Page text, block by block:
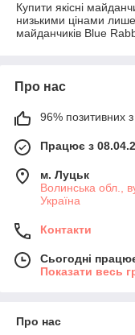
Купити якісні
низькими цінами лише
майданчиків Blue
Про нас
96% позитивних з
Працює з
м. Луцьк
Волинська обл.,
Україна
Контакти
Сьогодні
Показати весь
Про нас